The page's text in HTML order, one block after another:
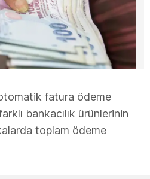
otomatik fatura ödeme
bankacılık ürünlerinin
toplam ödeme